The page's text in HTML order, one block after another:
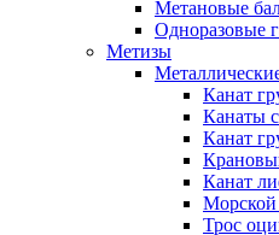
Метановые
Одноразовые
Метизы
Канат
Канаты
Канат
Канат
Трос